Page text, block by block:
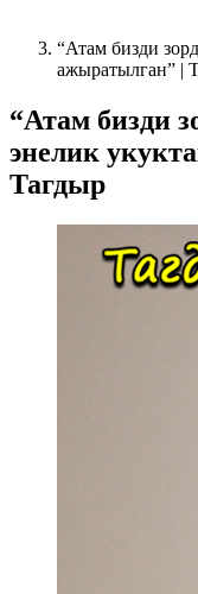
“Атам бизди
ажыратылган” |
“Атам бизди
энелик
Тагдыр